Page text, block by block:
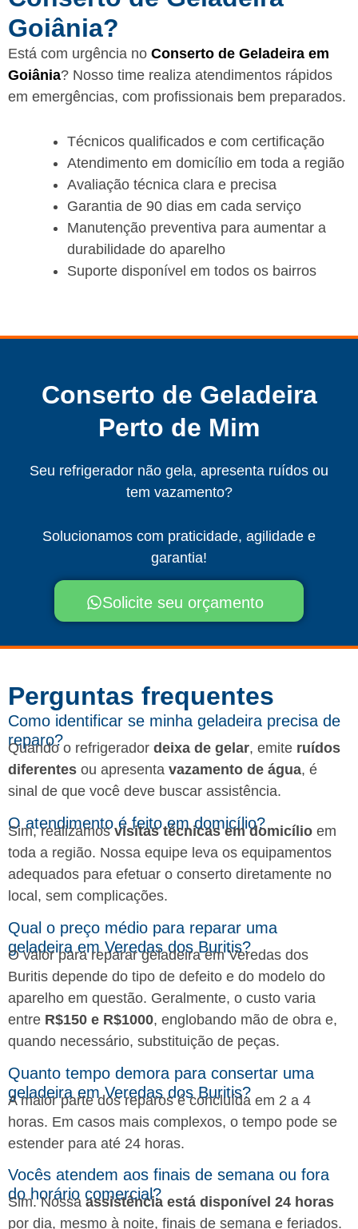
Goiânia?
Está com urgência no Conserto de Geladeira em
Goiânia? Nosso time realiza atendimentos rápidos
em emergências, com profissionais bem preparados.
Técnicos qualificados e com certificação
Atendimento em domicílio em toda a região
Avaliação técnica clara e precisa
Garantia de 90 dias em cada serviço
Manutenção preventiva para aumentar a
durabilidade do aparelho
Suporte disponível em todos os bairros
Conserto de Geladeira
Perto de Mim
Seu refrigerador não gela, apresenta ruídos ou
tem vazamento?
Solucionamos com praticidade, agilidade e
garantia!
Solicite seu orçamento
Perguntas frequentes​
Como identificar se minha geladeira precisa de
reparo?
Quando o refrigerador deixa de gelar, emite ruídos
diferentes ou apresenta vazamento de água, é
sinal de que você deve buscar assistência.
O atendimento é feito em domicílio?
Sim, realizamosvisitas técnicas em domicílio em
toda a região. Nossa equipe leva os equipamentos
adequados para efetuar o conserto diretamente no
local, sem complicações.
Qual o preço médio para reparar uma
geladeira em Veredas dos Buritis?
O valor para reparar geladeira em Veredas dos
Buritis depende do tipo de defeito e do modelo do
aparelho em questão. Geralmente, o custo varia
entre R$150 e R$1000, englobando mão de obra e,
quando necessário, substituição de peças.
Quanto tempo demora para consertar uma
geladeira em Veredas dos Buritis?
A maior parte dos reparos é concluída em 2 a 4
horas. Em casos mais complexos, o tempo pode se
estender para até 24 horas.
Vocês atendem aos finais de semana ou fora
do horário comercial?
Sim. Nossa assistência está disponível 24 horas
por dia, mesmo à noite, finais de semana e feriados.